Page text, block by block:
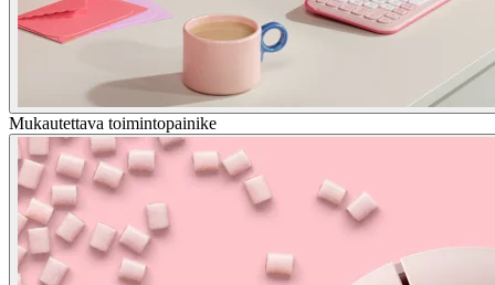
Mukautettava toimintopainike